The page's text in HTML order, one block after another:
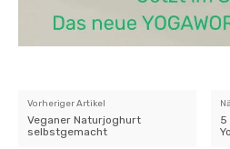
Vorheriger Artikel
Veganer Naturjoghurt
selbstgemacht
5